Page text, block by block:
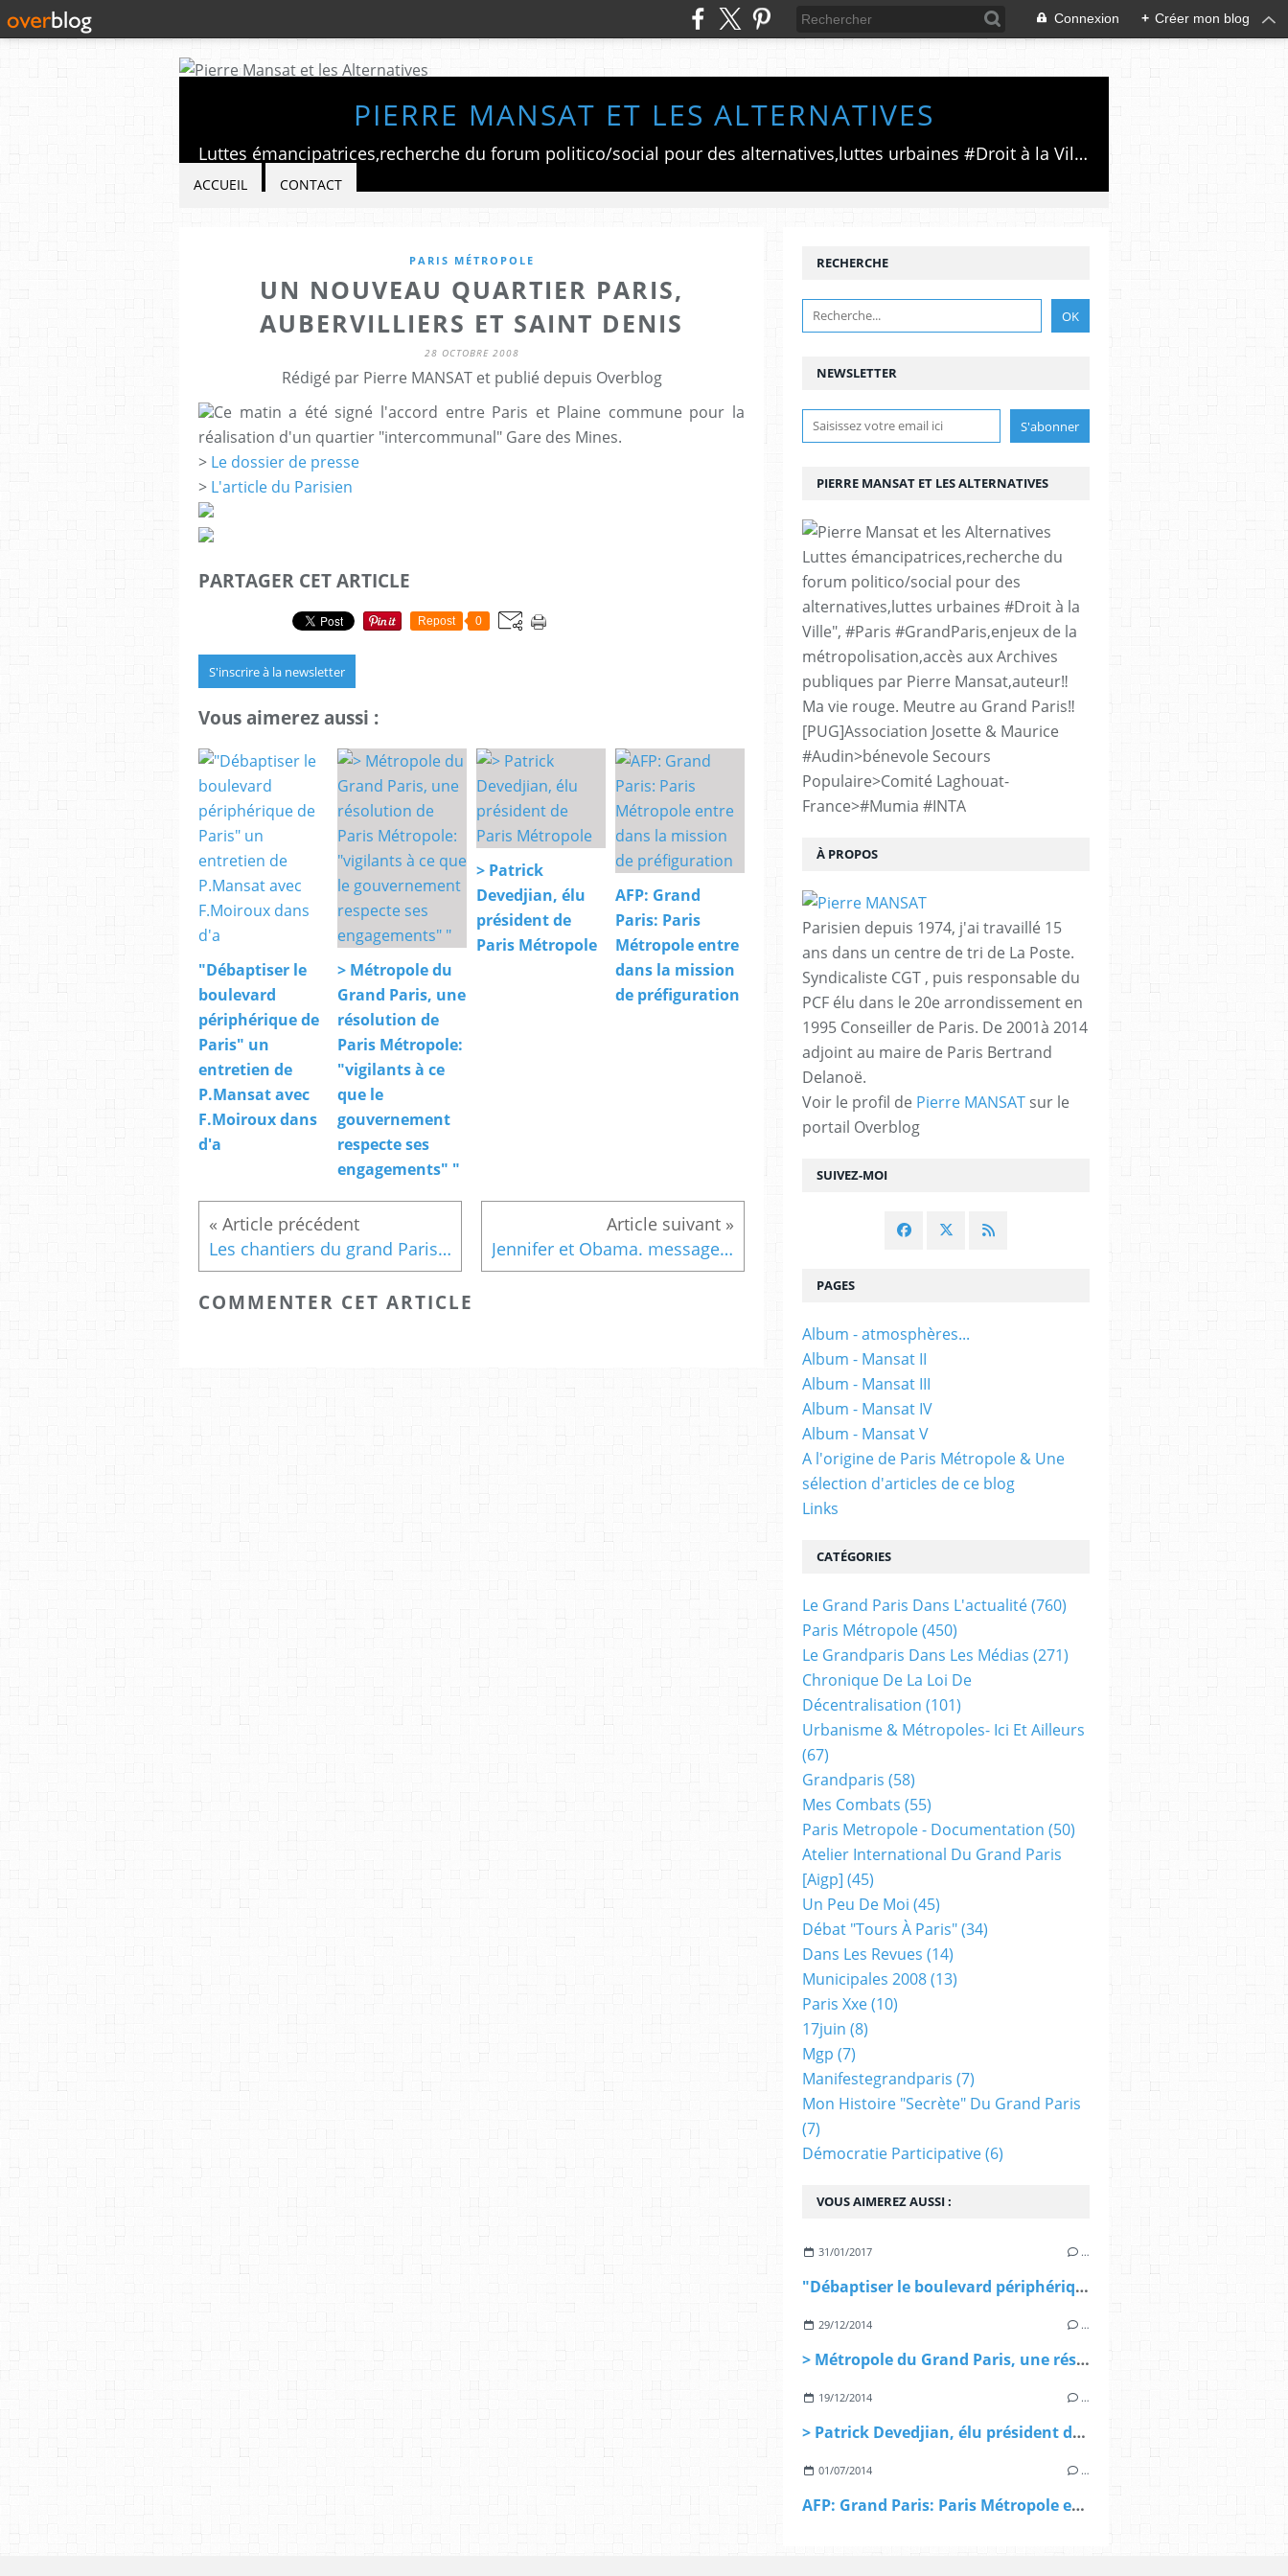
Connexion + Créer mon blog
PIERRE MANSAT ET LES ALTERNATIVES
Luttes émancipatrices,recherche du forum politico/social pour des alternatives,luttes urbaines #Droit à la Ville", #Paris #GrandParis,enjeux de la métropolisation,accès aux Archives publiques par Pierre Mansat,auteur‼️Ma vie rouge. Meutre au Grand Paris‼️[PUG]Association Josette & Maurice #Audin>bénevole Secours Populaire>Comité Laghouat-France>#Mumia #INTA
ACCUEIL CONTACT
PARIS MÉTROPOLE
UN NOUVEAU QUARTIER PARIS,
AUBERVILLIERS ET SAINT DENIS
28 OCTOBRE 2008
Rédigé par Pierre MANSAT et publié depuis Overblog
Ce matin a été signé l'accord entre Paris et Plaine commune pour la
réalisation d'un quartier "intercommunal" Gare des Mines.
> Le dossier de presse
> L'article du Parisien
PARTAGER CET ARTICLE
Repost 0
S'inscrire à la newsletter
Vous aimerez aussi :
"Débaptiser le
boulevard
périphérique de
Paris" un
entretien de
P.Mansat avec
F.Moiroux dans
d'a
> Métropole du
Grand Paris, une
résolution de
Paris Métropole:
"vigilants à ce
que le
gouvernement
respecte ses
engagements" "
> Patrick
Devedjian, élu
président de
Paris Métropole
AFP: Grand
Paris: Paris
Métropole entre
dans la mission
de préfiguration
Les chantiers du grand Paris sur France Culture à Vivre sa ville. Le lien et le verbatim Jennifer et Obama. message #4
COMMENTER CET ARTICLE
NEWSLETTER
SUIVEZ-MOI
RECHERCHE
PIERRE MANSAT ET LES ALTERNATIVES
Luttes émancipatrices,recherche du
forum politico/social pour des
alternatives,luttes urbaines #Droit à la
Ville", #Paris #GrandParis,enjeux de la
métropolisation,accès aux Archives
publiques par Pierre Mansat,auteur‼️
Ma vie rouge. Meutre au Grand Paris‼️
[PUG]Association Josette & Maurice
#Audin>bénevole Secours
Populaire>Comité Laghouat-
France>#Mumia #INTA
À PROPOS
Parisien depuis 1974, j'ai travaillé 15
ans dans un centre de tri de La Poste.
Syndicaliste CGT , puis responsable du
PCF élu dans le 20e arrondissement en
1995 Conseiller de Paris. De 2001à 2014
adjoint au maire de Paris Bertrand
Delanoë.
Voir le profil de Pierre MANSAT sur le
portail Overblog
VOUS AIMEREZ AUSSI :
31/01/2017 …
"Débaptiser le boulevard périphérique de Paris" un entretien de P.Mansat avec F.Moiroux dans d'a
29/12/2014 …
> Métropole du Grand Paris, une résolution de Paris Métropole: "vigilants à ce que le gouvernement respecte ses engagements" "
19/12/2014 …
> Patrick Devedjian, élu président de Paris Métropole
01/07/2014 …
AFP: Grand Paris: Paris Métropole entre dans la mission de préfiguration
PAGES
Album - atmosphères...
Album - Mansat II
Album - Mansat III
Album - Mansat IV
Album - Mansat V
A l'origine de Paris Métropole & Une
sélection d'articles de ce blog
Links
CATÉGORIES
Le Grand Paris Dans L'actualité(760)
Paris Métropole(450)
Le Grandparis Dans Les Médias (271)
Chronique De La Loi De
Décentralisation (101)
Urbanisme & Métropoles- Ici Et Ailleurs
(67)
Grandparis (58)
Mes Combats (55)
Paris Metropole - Documentation (50)
Atelier International Du Grand Paris
[aigp] (45)
Un Peu De Moi (45)
Débat "tours À Paris"(34)
Dans Les Revues (14)
Municipales 2008(13)
Paris Xxe(10)
17juin (8)
Mgp (7)
Manifestegrandparis (7)
Mon Histoire "secrète" Du Grand Paris
(7)
Démocratie Participative(6)